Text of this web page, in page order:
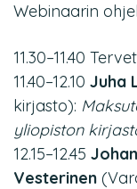
Webinaarin
11.30–11.40
11.40–12.10 Juha
kirjasto):
yliopiston
12.15–12.45
Vesterinen